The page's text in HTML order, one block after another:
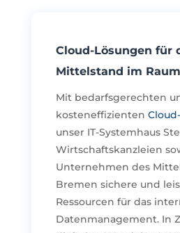
Cloud-Lösungen für
Mittelstand im
Mit bedarfsgerechten
kosteneffizienten
unser IT-Systemhaus
Wirtschaftskanzleien
Unternehmen des
Bremen sichere und
Ressourcen für das
Datenmanagement. In